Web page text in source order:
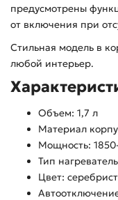
предусмотрены
от включения при
Стильная модель в
любой интерьер.
Объем: 1,7 л
Материал
Мощность:
Тип
Цвет: